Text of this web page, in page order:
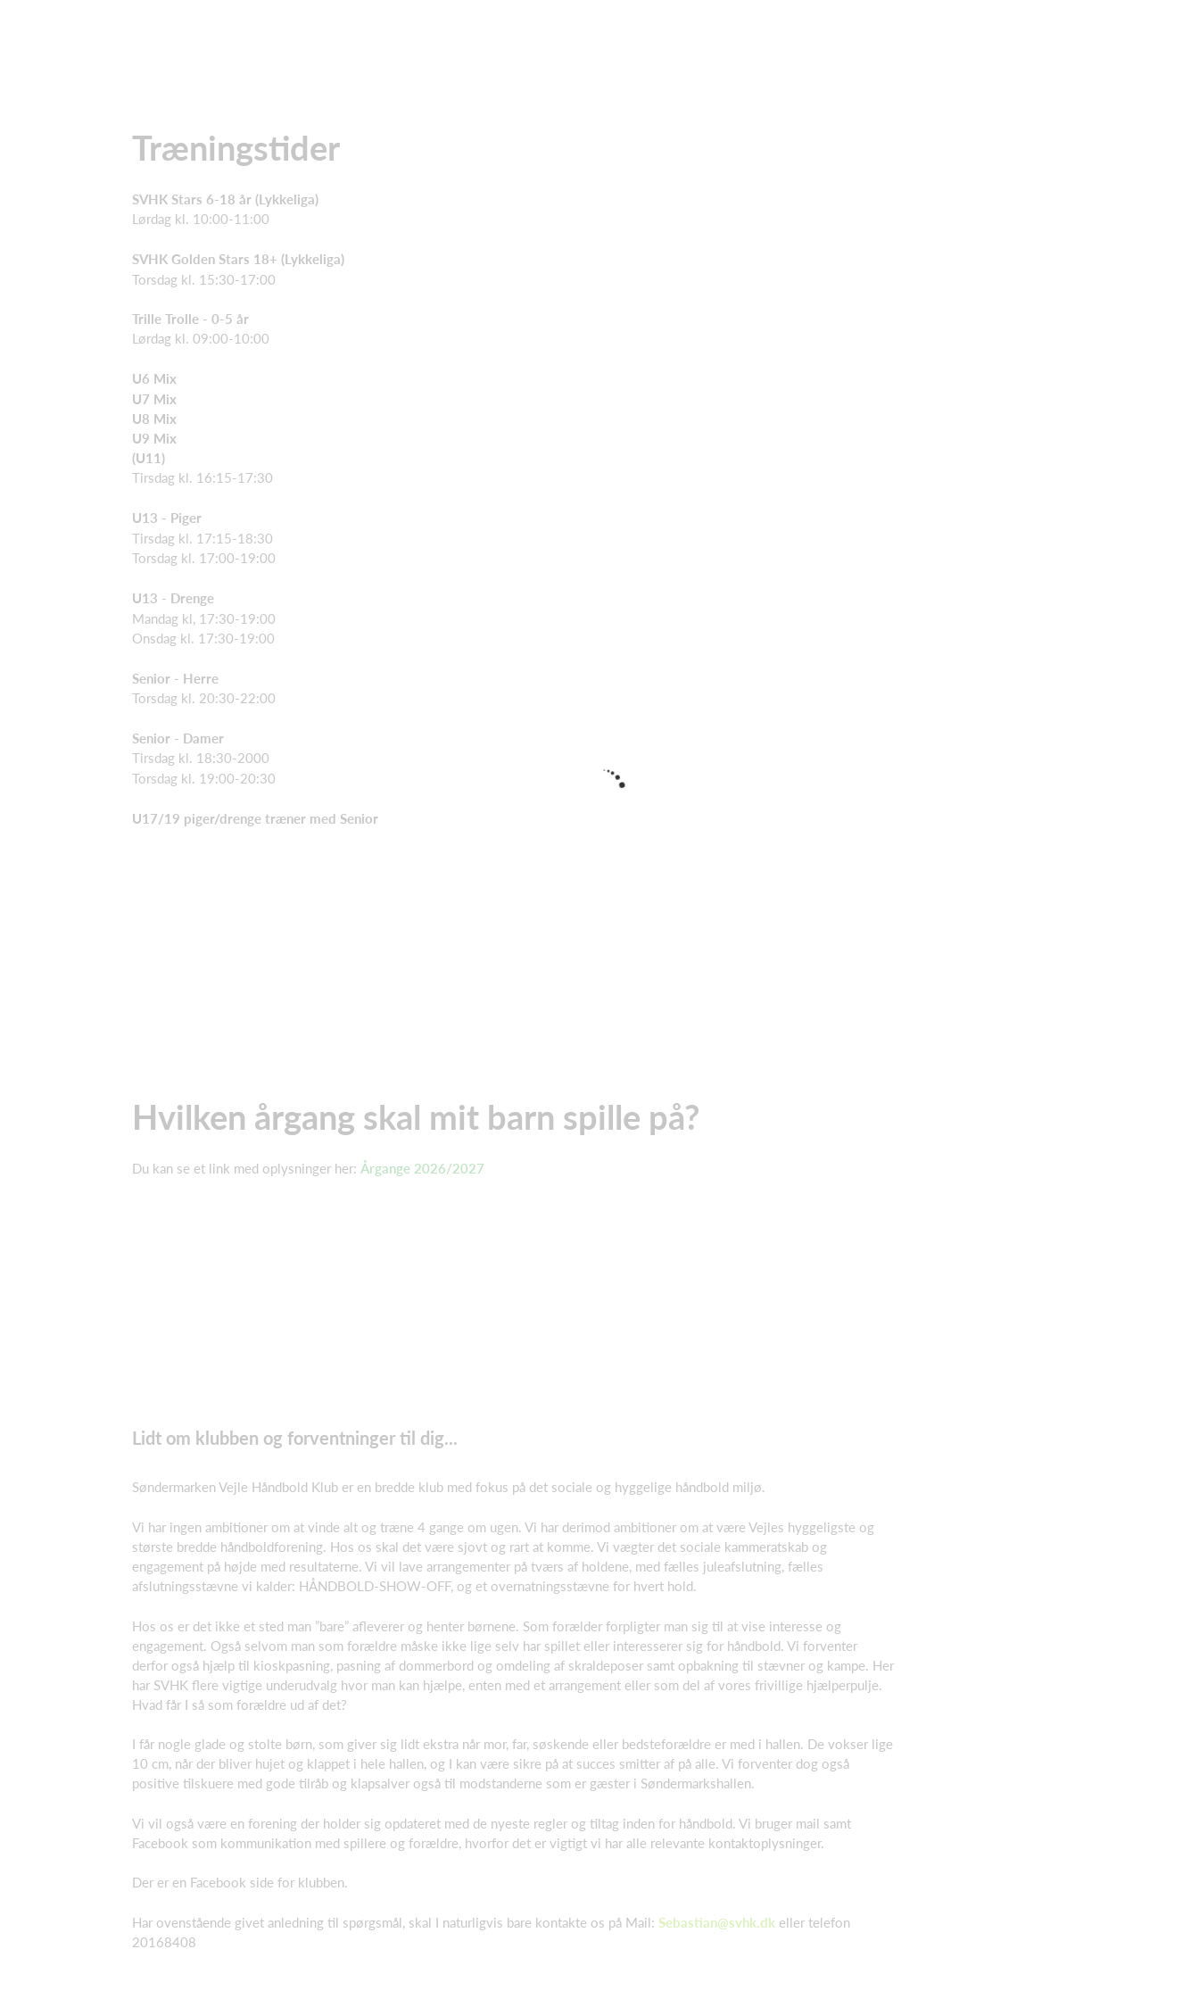
Træningstider
SVHK Stars 6-18 år (Lykkeliga)
Lørdag kl. 10:00-11:00
SVHK Golden Stars 18+ (Lykkeliga)
Torsdag kl. 15:30-17:00
Trille Trolle - 0-5 år
Lørdag kl. 09:00-10:00
U6 Mix
U7 Mix
U8 Mix
U9 Mix
(U11)
Tirsdag kl. 16:15-17:30
U13 - Piger
Tirsdag kl. 17:15-18:30
Torsdag kl. 17:00-19:00
U13 - Drenge
Mandag kl, 17:30-19:00
Onsdag kl. 17:30-19:00
Senior - Herre
Torsdag kl. 20:30-22:00
Senior - Damer
Tirsdag kl. 18:30-2000
Torsdag kl. 19:00-20:30
U17/19 piger/drenge træner med Senior
Hvilken årgang skal mit barn spille på?
Du kan se et link med oplysninger her: Årgange 2026/2027
Lidt om klubben og forventninger til dig...
Søndermarken Vejle Håndbold Klub er en bredde klub med fokus på det sociale og hyggelige håndbold miljø.
Vi har ingen ambitioner om at vinde alt og træne 4 gange om ugen. Vi har derimod ambitioner om at være Vejles hyggeligste og
største bredde håndboldforening. Hos os skal det være sjovt og rart at komme. Vi vægter det sociale kammeratskab og
engagement på højde med resultaterne. Vi vil lave arrangementer på tværs af holdene, med fælles juleafslutning, fælles
afslutningsstævne vi kalder: HÅNDBOLD-SHOW-OFF, og et overnatningsstævne for hvert hold.
Hos os er det ikke et sted man ”bare” afleverer og henter børnene. Som forælder forpligter man sig til at vise interesse og
engagement. Også selvom man som forældre måske ikke lige selv har spillet eller interesserer sig for håndbold. Vi forventer
derfor også hjælp til kioskpasning, pasning af dommerbord og omdeling af skraldeposer samt opbakning til stævner og kampe. Her
har SVHK flere vigtige underudvalg hvor man kan hjælpe, enten med et arrangement eller som del af vores frivillige hjælperpulje.
Hvad får I så som forældre ud af det?
I får nogle glade og stolte børn, som giver sig lidt ekstra når mor, far, søskende eller bedsteforældre er med i hallen. De vokser lige
10 cm, når der bliver hujet og klappet i hele hallen, og I kan være sikre på at succes smitter af på alle. Vi forventer dog også
positive tilskuere med gode tilråb og klapsalver også til modstanderne som er gæster i Søndermarkshallen.
Vi vil også være en forening der holder sig opdateret med de nyeste regler og tiltag inden for håndbold. Vi bruger mail samt
Facebook som kommunikation med spillere og forældre, hvorfor det er vigtigt vi har alle relevante kontaktoplysninger.
Der er en Facebook side for klubben.
Har ovenstående givet anledning til spørgsmål, skal I naturligvis bare kontakte os på Mail: Sebastian@svhk.dk eller telefon
20168408